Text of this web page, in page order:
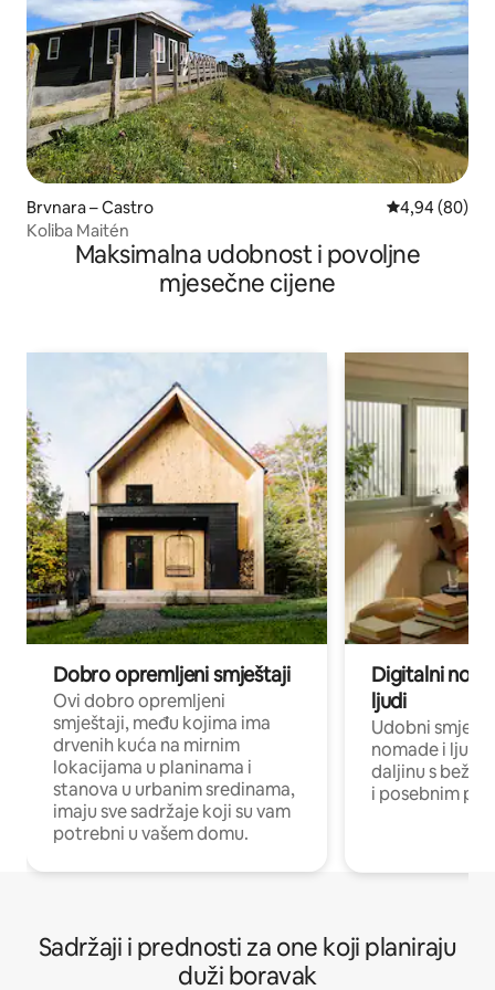
Brvnara – Castro Prosječna
4,94 (80)
Koliba Maitén
Maksimalna udobnost i povoljne
mjesečne cijene
Dobro opremljeni smještaji
Ovi dobro opremljeni
smještaji, među kojima ima
drvenih kuća na mirnim
lokacijama u planinama i
stanova u urbanim sredinama,
imaju sve sadržaje koji su vam
potrebni u vašem domu.
Digitalni
ljudi
Udobni
nomade i ljude
daljinu s
i posebnim
Sadržaji i prednosti za one koji planiraju
duži boravak